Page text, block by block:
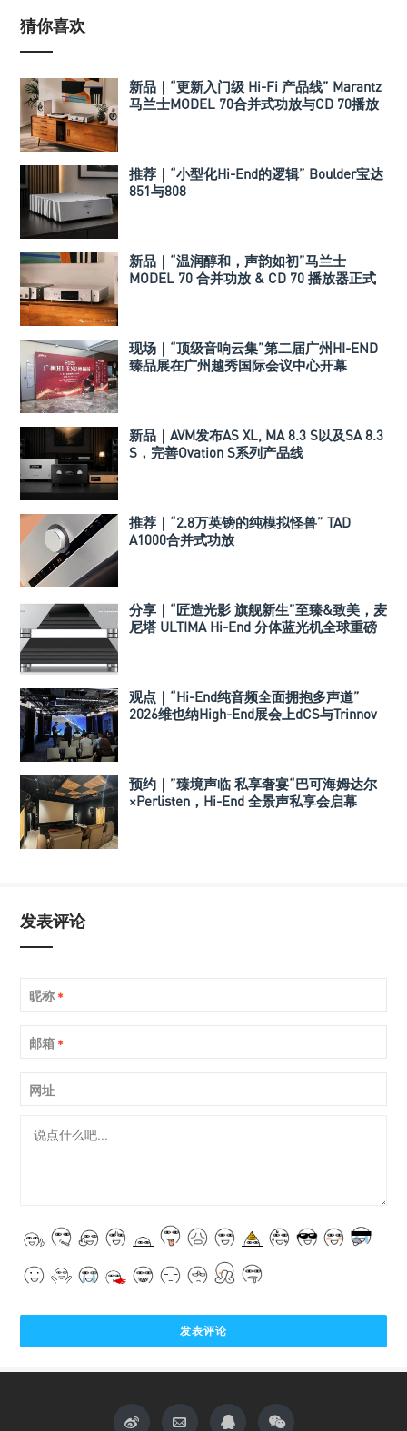
猜你喜欢
新品｜“更新入门级 Hi-Fi 产品线” Marantz
马兰士MODEL 70合并式功放与CD 70播放
推荐｜“小型化Hi-End的逻辑” Boulder宝达
851与808
新品｜“温润醇和，声韵如初”马兰士
MODEL 70 合并功放 & CD 70 播放器正式
现场｜“顶级音响云集”第二届广州HI-END
臻品展在广州越秀国际会议中心开幕
新品｜AVM发布AS XL, MA 8.3 S以及SA 8.3
S，完善Ovation S系列产品线
推荐｜“2.8万英镑的纯模拟怪兽” TAD
A1000合并式功放
分享｜“匠造光影 旗舰新生”至臻&致美，麦
尼塔 ULTIMA Hi-End 分体蓝光机全球重磅
观点｜“Hi-End纯音频全面拥抱多声道”
2026维也纳High-End展会上dCS与Trinnov
预约｜”臻境声临 私享奢宴“巴可海姆达尔
×Perlisten，Hi-End 全景声私享会启幕
发表评论
昵称 *
邮箱 *
网址